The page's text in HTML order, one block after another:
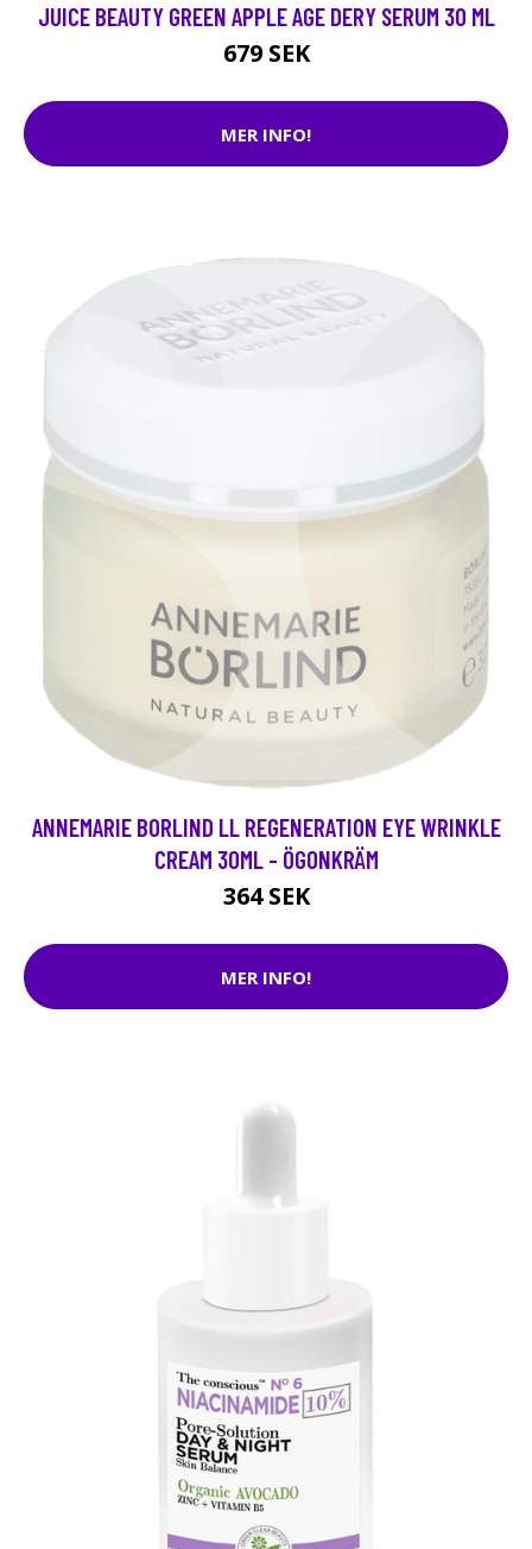
JUICE BEAUTY GREEN APPLE AGE DERY SERUM 30 ML
679 SEK
MER INFO!
ANNEMARIE BORLIND LL REGENERATION EYE WRINKLE
CREAM 30ML - ÖGONKRÄM
364 SEK
MER INFO!